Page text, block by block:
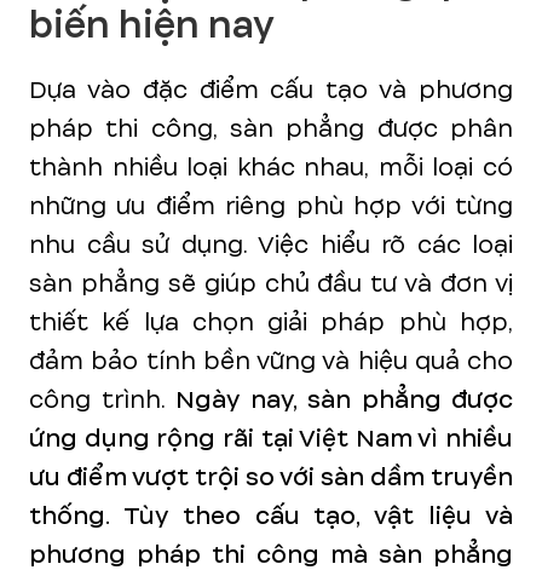
biến hiện nay
Dựa vào đặc điểm cấu tạo và phương
pháp thi công, sàn phẳng được phân
thành nhiều loại khác nhau, mỗi loại có
những ưu điểm riêng phù hợp với từng
nhu cầu sử dụng. Việc hiểu rõ các loại
sàn phẳng sẽ giúp chủ đầu tư và đơn vị
thiết kế lựa chọn giải pháp phù hợp,
đảm bảo tính bền vững và hiệu quả cho
công trình. Ngày nay, sàn phẳng được
ứng dụng rộng rãi tại Việt Nam vì nhiều
ưu điểm vượt trội so với sàn dầm truyền
thống. Tùy theo cấu tạo, vật liệu và
phương pháp thi công mà sàn phẳng